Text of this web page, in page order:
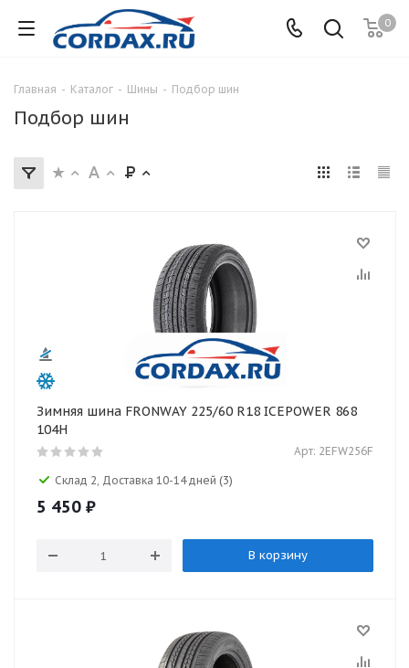
0
Главная - Каталог - Шины - Подбор шин
Подбор шин
Зимняя шина FRONWAY 225/60 R18 ICEPOWER 868
104H
Арт: 2EFW256F
Склад 2, Доставка 10-14 дней (3)
5 450 ₽
В корзину